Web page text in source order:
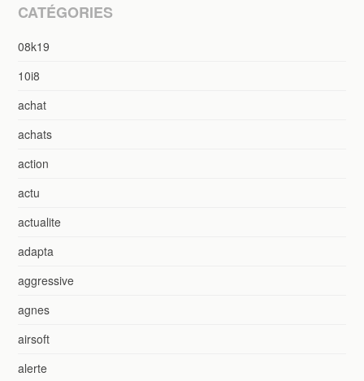
CATÉGORIES
08k19
10i8
achat
achats
action
actu
actualite
adapta
aggressive
agnes
airsoft
alerte